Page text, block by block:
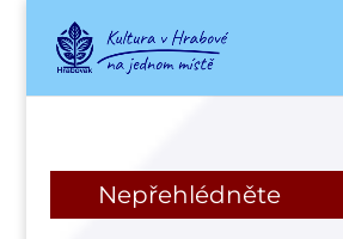
Nepřehlédněte